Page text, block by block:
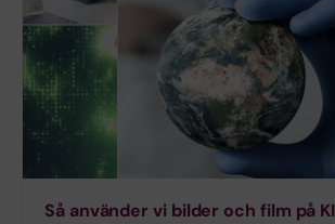
Så använder vi bilder och film på KI